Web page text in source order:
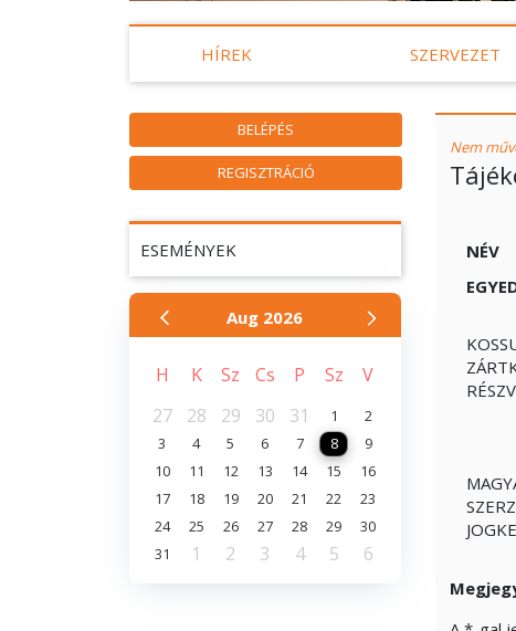
HÍREK SZERVEZET
BELÉPÉS
REGISZTRÁCIÓ
ESEMÉNYEK
Aug 2026
H K Sz Cs P Sz
V
27
28 29 30 31 1
2
3
4 5 6 7 8
9
10
11 12 13 14 15
16
17
18 19 20 21 22
23
24
25 26 27 28 29
30
31
1 2 3 4 5 6
Nem
NÉV